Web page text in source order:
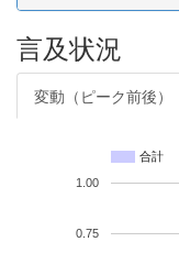
言及状況
変動（ピーク前後）
合計
0.75
1.00